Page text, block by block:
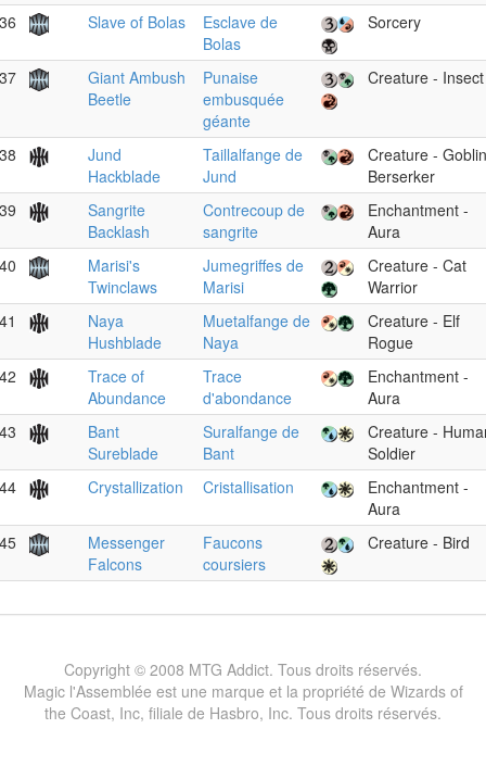
Slave of Bolas
Esclave de
Bolas
Sorcery
Giant Ambush
Beetle
Punaise
embusquée
géante
Creature - Insect
Jund
Hackblade
Taillalfange de
Jund
Creature - Goblin
Berserker
Sangrite
Backlash
Contrecoup de
sangrite
Enchantment -
Aura
Marisi's
Twinclaws
Jumegriffes de
Marisi
Creature - Cat
Warrior
Naya
Hushblade
Muetalfange de
Naya
Creature - Elf
Rogue
Trace of
Abundance
Trace
d'abondance
Enchantment -
Aura
Bant
Sureblade
Suralfange de
Bant
Creature -
Soldier
Crystallization Cristallisation
Enchantment -
Aura
Messenger
Falcons
Faucons
coursiers
Creature - Bird
Copyright © 2008 MTG Addict. Tous droits réservés.
Magic l'Assemblée est une marque et la propriété de Wizards of
the Coast, Inc, filiale de Hasbro, Inc. Tous droits réservés.